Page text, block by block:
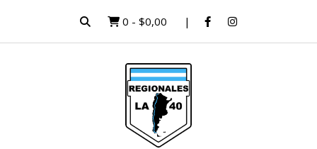
0 - $0,00